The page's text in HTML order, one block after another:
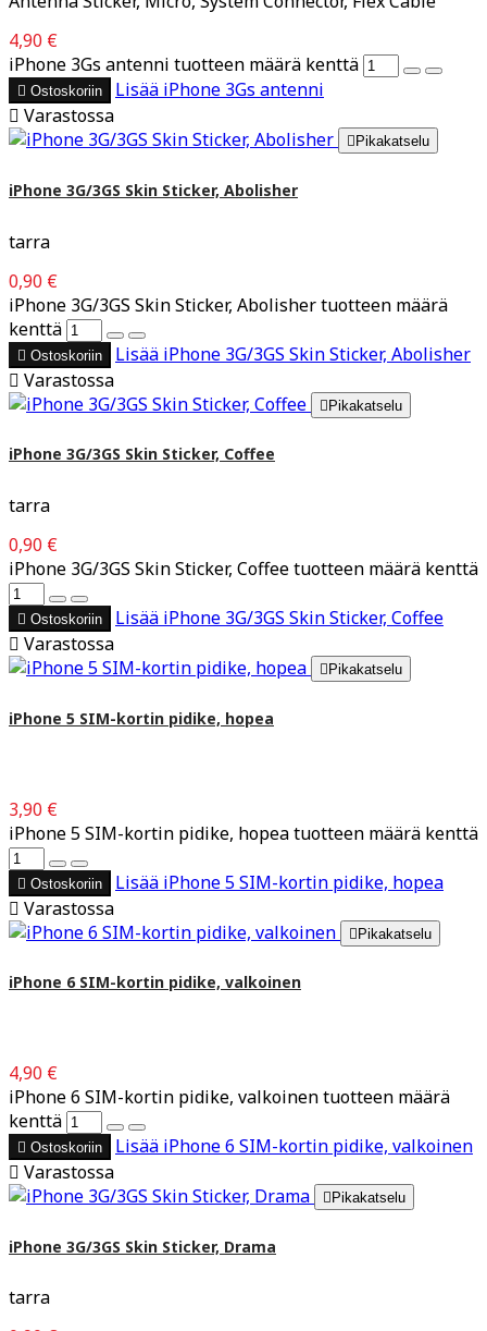
4,90 €
iPhone 3Gs antenni tuotteen määrä kenttä
 Ostoskoriin Lisää iPhone 3Gs antenni
 Varastossa
 Pikakatselu
iPhone 3G/3GS Skin Sticker, Abolisher
tarra
0,90 €
iPhone 3G/3GS Skin Sticker, Abolisher tuotteen määrä
kenttä
 Ostoskoriin Lisää iPhone 3G/3GS Skin Sticker, Abolisher
 Varastossa
Pikakatselu
iPhone 3G/3GS Skin Sticker, Coffee
tarra
0,90 €
iPhone 3G/3GS Skin Sticker, Coffee tuotteen määrä kenttä
 Ostoskoriin Lisää iPhone 3G/3GS Skin Sticker, Coffee
 Varastossa
 Pikakatselu
iPhone 5 SIM-kortin pidike, hopea
3,90 €
iPhone 5 SIM-kortin pidike, hopea tuotteen määrä kenttä
 Ostoskoriin Lisää iPhone 5 SIM-kortin pidike, hopea
 Varastossa
Pikakatselu
iPhone 6 SIM-kortin pidike, valkoinen
4,90 €
iPhone 6 SIM-kortin pidike, valkoinen tuotteen määrä
kenttä
 Ostoskoriin Lisää iPhone 6 SIM-kortin pidike, valkoinen
 Varastossa
 Pikakatselu
iPhone 3G/3GS Skin Sticker, Drama
tarra